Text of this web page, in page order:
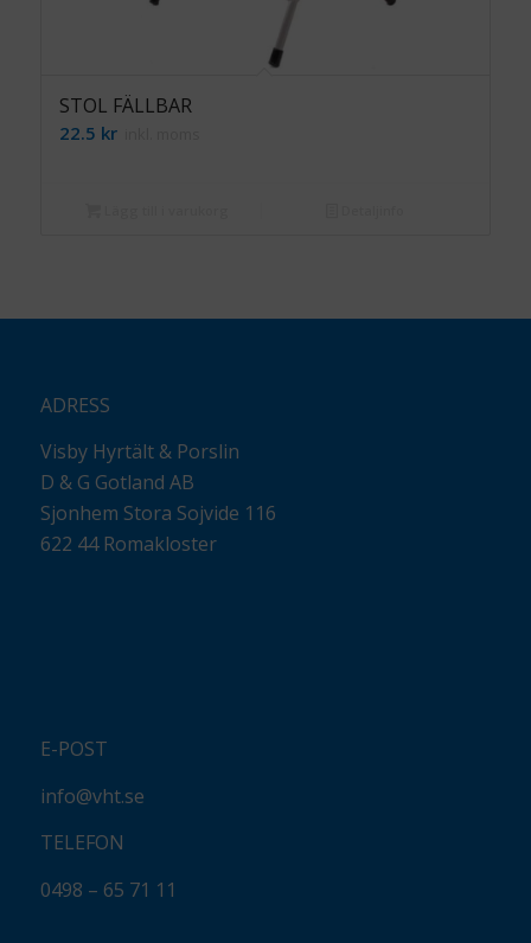
STOL FÄLLBAR
22.5 krinkl. moms
ADRESS
Visby Hyrtält & Porslin
D & G Gotland AB
Sjonhem Stora Sojvide 116
622 44 Romakloster
E-POST
info@vht.se
TELEFON
0498 – 65 71 11